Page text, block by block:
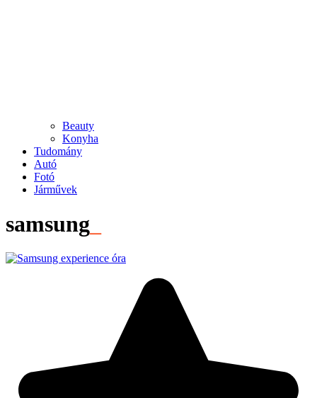
Beauty
Konyha
Tudomány
Autó
Fotó
Járművek
samsung